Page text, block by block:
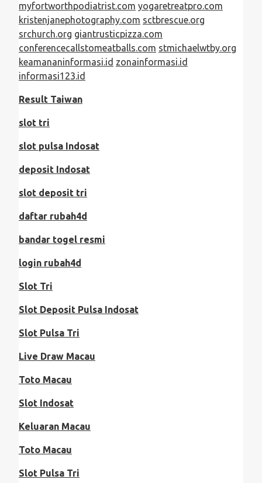
myfortworthpodiatrist.com yogaretreatpro.com
kristenjanephotography.com sctbrescue.org
srchurch.org giantrusticpizza.com
conferencecallstomeatballs.com stmichaelwtby.org
keamananinformasi.id zonainformasi.id
informasi123.id
Result Taiwan
slot tri
slot pulsa Indosat
deposit Indosat
slot deposit tri
daftar rubah4d
bandar togel resmi
login rubah4d
Slot Tri
Slot Deposit Pulsa Indosat
Slot Pulsa Tri
Live Draw Macau
Toto Macau
Slot Indosat
Keluaran Macau
Toto Macau
Slot Pulsa Tri